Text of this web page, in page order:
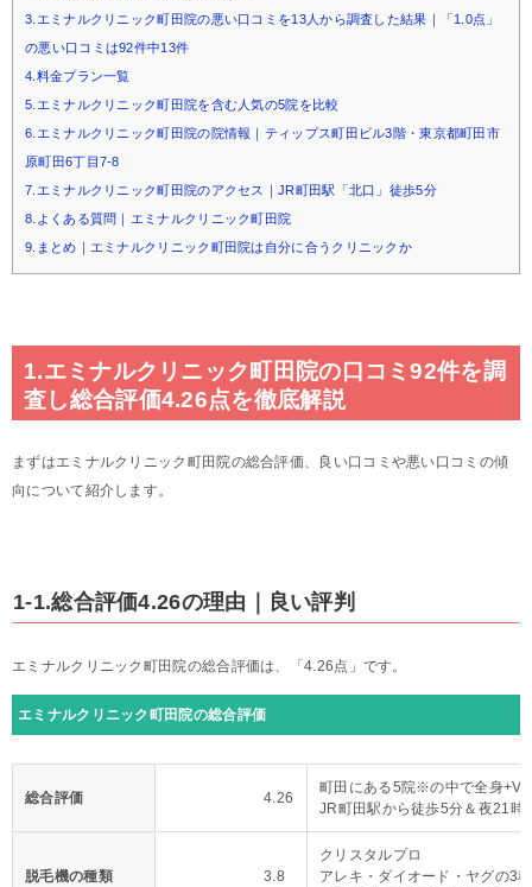
3.エミナルクリニック町田院の悪い口コミを13人から調査した結果｜「1.0点」
の悪い口コミは92件中13件
4.料金プラン一覧
5.エミナルクリニック町田院を含む人気の5院を比較
6.エミナルクリニック町田院の院情報｜ティップス町田ビル3階・東京都町田市
原町田6丁目7-8
7.エミナルクリニック町田院のアクセス｜JR町田駅「北口」徒歩5分
8.よくある質問｜エミナルクリニック町田院
9.まとめ｜エミナルクリニック町田院は自分に合うクリニックか
1.エミナルクリニック町田院の口コミ92件を調
査し総合評価4.26点を徹底解説
まずはエミナルクリニック町田院の総合評価、良い口コミや悪い口コミの傾
向について紹介します。
1-1.総合評価4.26の理由｜良い評判
エミナルクリニック町田院の総合評価は、「4.26点」です。
エミナルクリニック町田院の総合評価
総合評価 4.26
町田にある5院※の中で全身
JR町田駅から徒歩5分＆夜21時
脱毛機の種類 3.8
クリスタルプロ
アレキ・ダイオード・ヤグの3